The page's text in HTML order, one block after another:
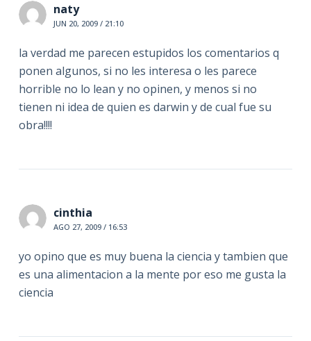
naty
JUN 20, 2009 / 21:10
la verdad me parecen estupidos los comentarios q
ponen algunos, si no les interesa o les parece
horrible no lo lean y no opinen, y menos si no
tienen ni idea de quien es darwin y de cual fue su
obra!!!!
cinthia
AGO 27, 2009 / 16:53
yo opino que es muy buena la ciencia y tambien que
es una alimentacion a la mente por eso me gusta la
ciencia